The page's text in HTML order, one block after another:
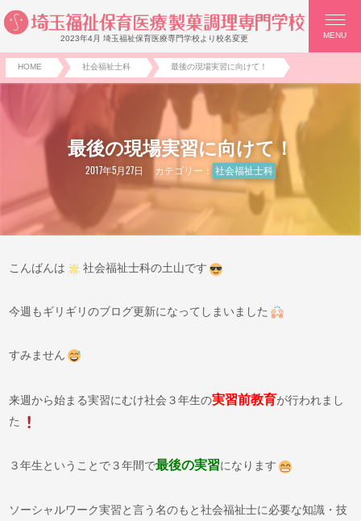
2023年4月 埼玉福祉保育医療専門学校より校名変更 MENU
HOME 社会福祉士科 最後の現場実習に向けて！
最後の現場実習に向けて！
2017年5月27日 カテゴリー： 社会福祉士科
こんばんは 社会福祉士科の土山です
今週もギリギリのブログ更新になってしまいました
すみません
来週から始まる実習にむけ社会３年生の実習前教育が行われまし
た
３年生ということで３年間で最後の実習になります
ソーシャルワーク実習と言う名のもと社会福祉士に必要な知識・技